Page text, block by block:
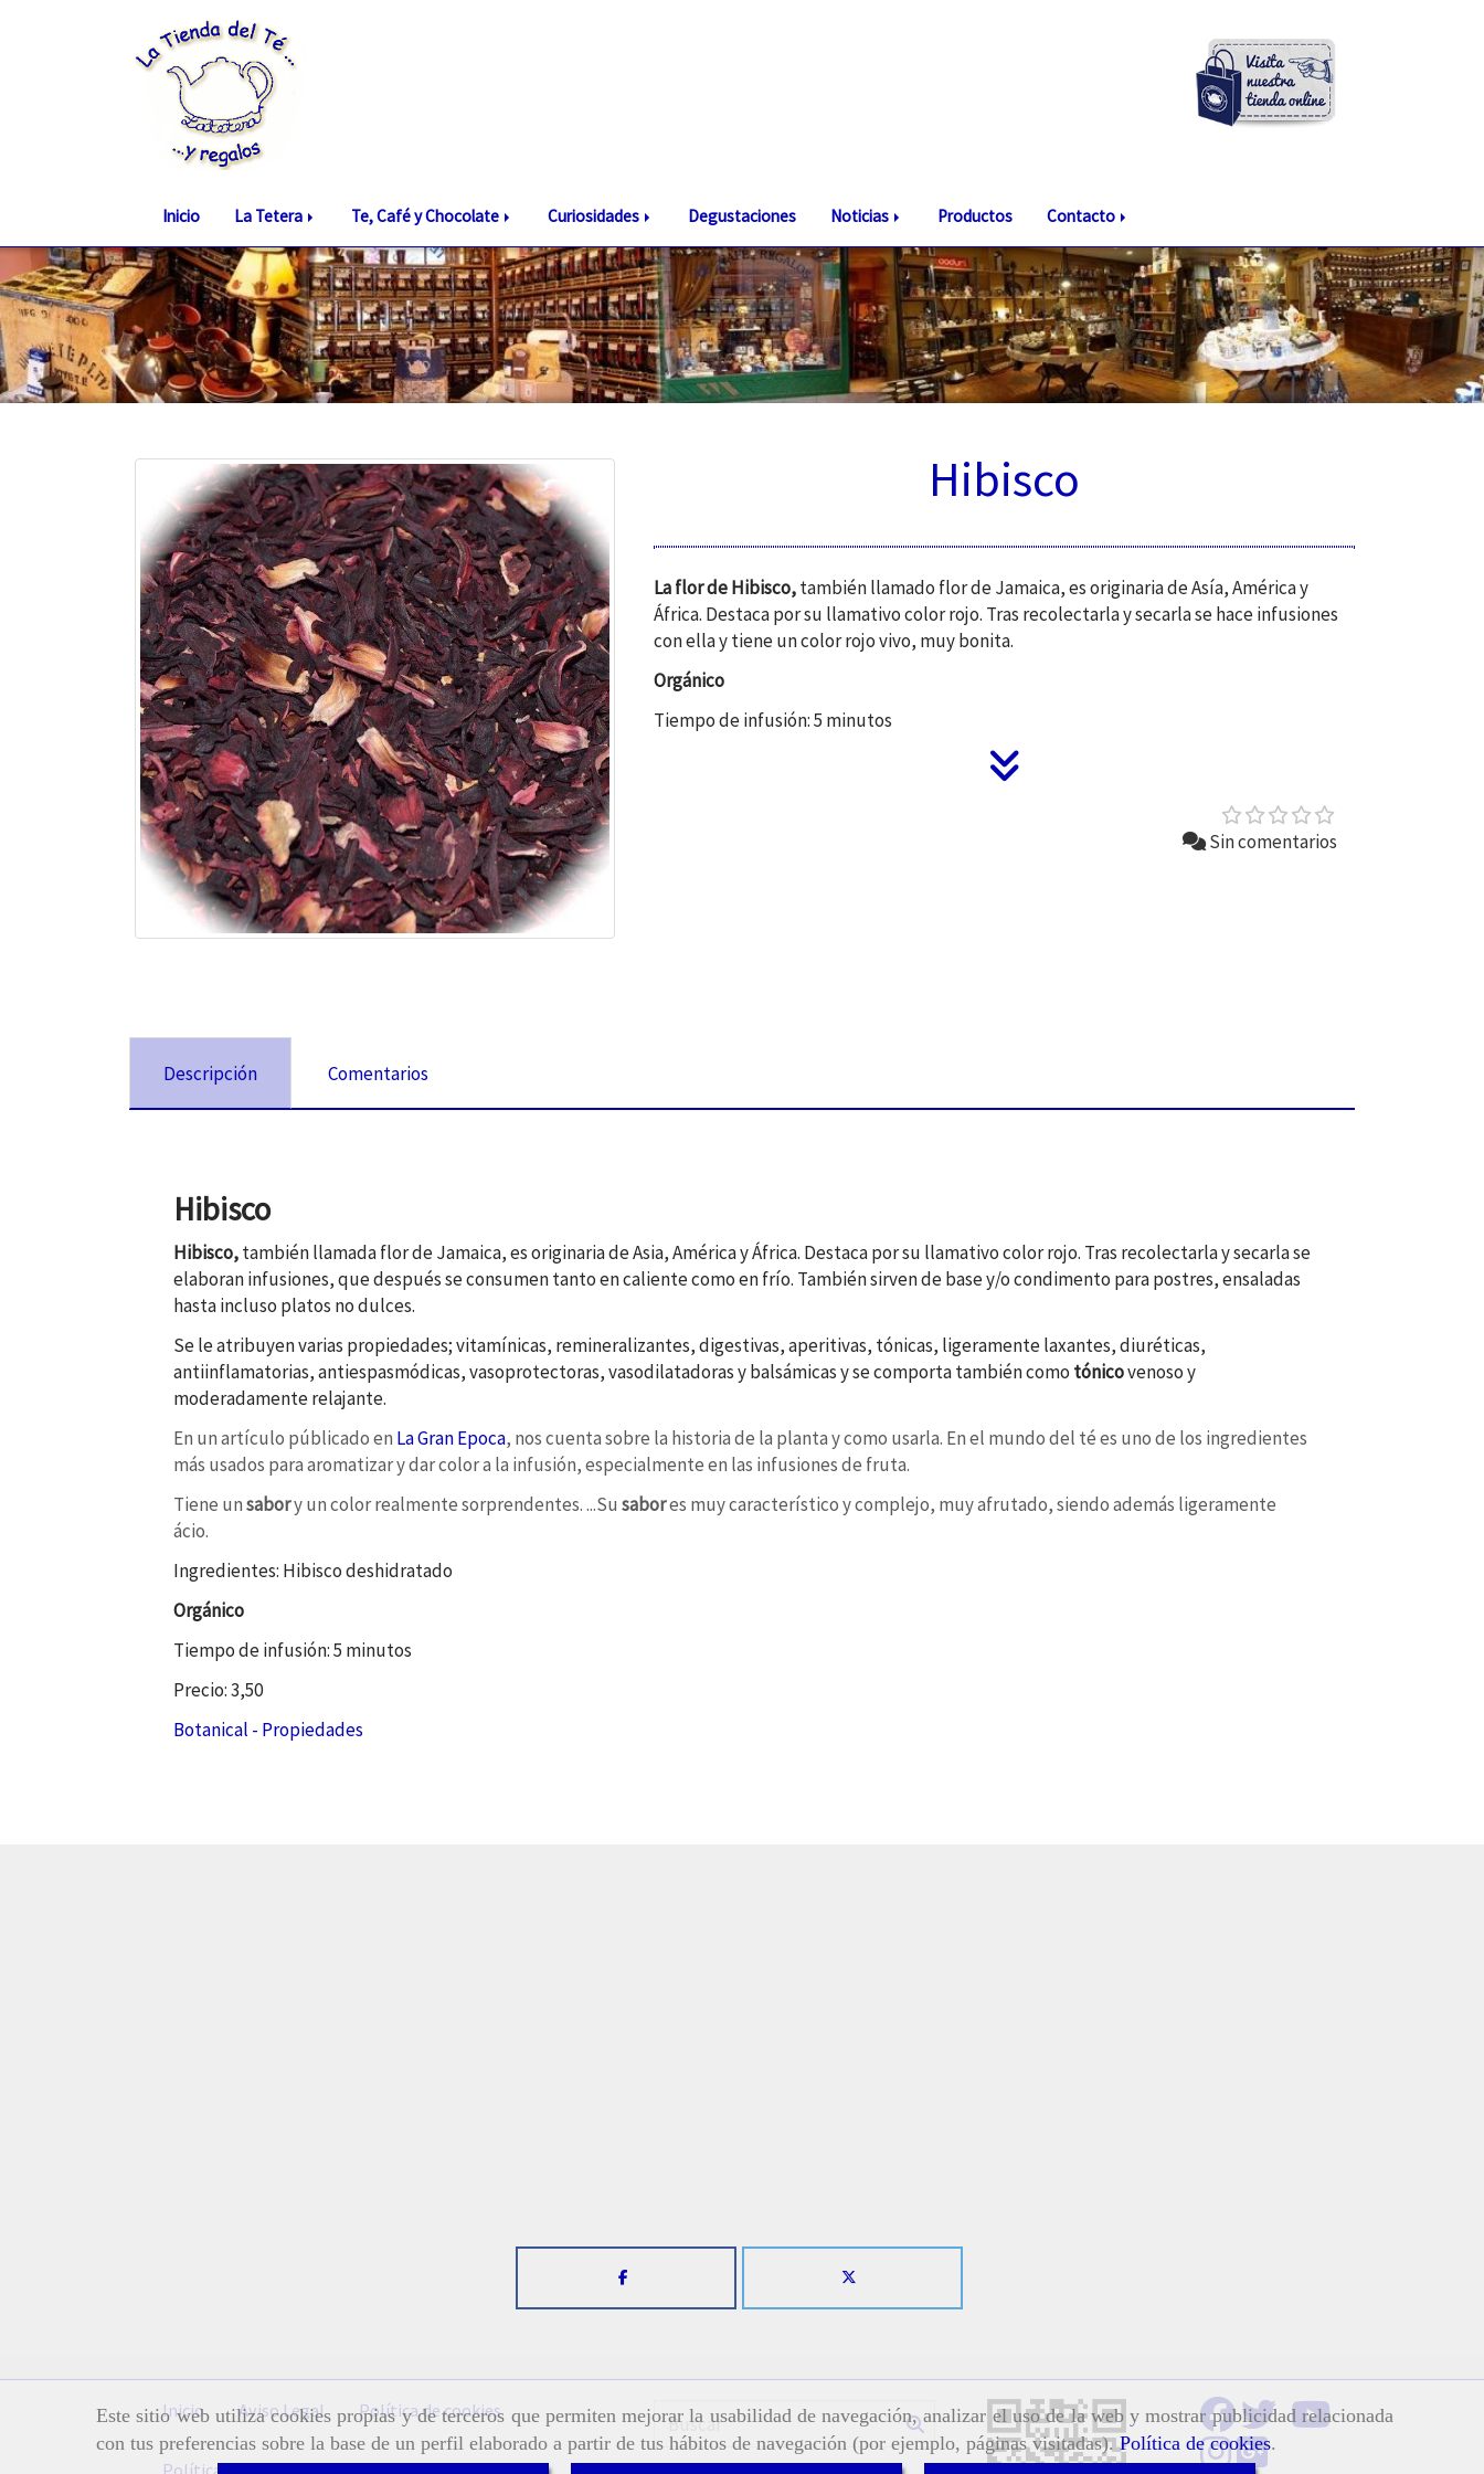
Este sitio web utiliza cookies propias y de terceros que permiten mejorar la usabilidad de navegación, analizar el uso de la web y mostrar publicidad relacionada
con tus preferencias sobre la base de un perfil elaborado a partir de tus hábitos de navegación (por ejemplo, páginas visitadas).Política de cookies.
Inicio La Tetera Te, Café y Chocolate Curiosidades Degustaciones Noticias Productos Contacto
Hibisco
La flor de Hibisco,también llamado flor de Jamaica, es originaria de Asía, América y
África. Destaca por su llamativo color rojo. Tras recolectarla y secarla se hace infusiones
con ella y tiene un color rojo vivo, muy bonita.
Orgánico
Tiempo de infusión: 5 minutos
Sin comentarios
Descripción Comentarios
Hibisco
Hibisco,también llamada flor de Jamaica, es originaria de Asia, América y África. Destaca por su llamativo color rojo. Tras recolectarla y secarla se
elaboran infusiones, que después se consumen tanto en caliente como en frío. También sirven de base y/o condimento para postres, ensaladas
hasta incluso platos no dulces.
Se le atribuyen varias propiedades; vitamínicas, remineralizantes, digestivas, aperitivas, tónicas, ligeramente laxantes, diuréticas,
antiinflamatorias, antiespasmódicas, vasoprotectoras, vasodilatadoras y balsámicas y se comporta también como tónicovenoso y
moderadamente relajante.
En un artículo públicado en La Gran Epoca, nos cuenta sobre la historia de la planta y como usarla. En el mundo del té es uno de los ingredientes
más usados para aromatizar y dar color a la infusión, especialmente en las infusiones de fruta.
Tiene unsabory un color realmente sorprendentes. ...Su sabores muy característico y complejo, muy afrutado, siendo además ligeramente
ácio.
Ingredientes: Hibisco deshidratado
Orgánico
Tiempo de infusión: 5 minutos
Precio: 3,50
Botanical - Propiedades
Inicio Aviso Legal Política de cookies
Política de Privacidad